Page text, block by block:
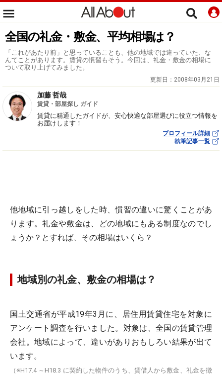
全国の礼金・敷金、平均相場は？
「これがあたり前」と思っていることも、他の地域では違っていた、な
んてことがあります。賃貸の慣習もそう。今回は、礼金・敷金の相場に
ついて取り上げてみました。
更新日： 2008年03月21日
加藤 哲哉
賃貸・部屋探し ガイド
賃貸に精通したガイドが、安心快適な部屋選びに役立つ情報を
お届けします！
プロフィール詳細
執筆記事一覧
他地域に引っ越しをした時、慣習の違いに驚くことがあ
ります。礼金や敷金は、どの地域にもある制度なのでし
ょうか？とすれば、その相場はいくら？
地域別の礼金、敷金の相場は？
国土交通省が平成19年3月に、居住用賃貸住宅を対象に
アンケート調査を行いました。対象は、全国の賃貸管理
会社。地域によって、違いがありおもしろい結果が出て
います。
（※H17.4 ～H18.3 に契約した物件のうち、賃借人から敷金、礼金を徴